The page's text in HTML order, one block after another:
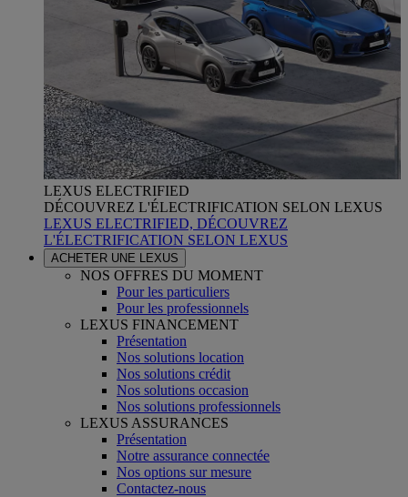
LEXUS ELECTRIFIED
DÉCOUVREZ L'ÉLECTRIFICATION SELON LEXUS
LEXUS ELECTRIFIED, DÉCOUVREZ
L'ÉLECTRIFICATION SELON LEXUS
ACHETER UNE LEXUS
NOS OFFRES DU MOMENT
Pour les particuliers
Pour les professionnels
LEXUS FINANCEMENT
Présentation
Nos solutions location
Nos solutions crédit
Nos solutions occasion
Nos solutions professionnels
LEXUS ASSURANCES
Présentation
Notre assurance connectée
Nos options sur mesure
Contactez-nous